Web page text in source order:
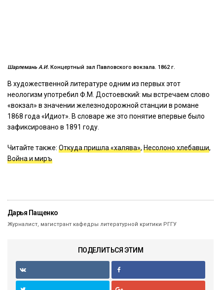
Шарлемань А.И. Концертный зал Павловского вокзала. 1862 г.
В художественной литературе одним из первых этот
неологизм употребил Ф.М. Достоевский: мы встречаем слово
«вокзал» в значении железнодорожной станции в романе
1868 года «Идиот». В словаре же это понятие впервые было
зафиксировано в 1891 году.
Читайте также: Откуда пришла «халява», Несолоно хлебавши,
Война и миръ
Дарья Пащенко
Журналист, магистрант кафедры литературной критики РГГУ
ПОДЕЛИТЬСЯ ЭТИМ